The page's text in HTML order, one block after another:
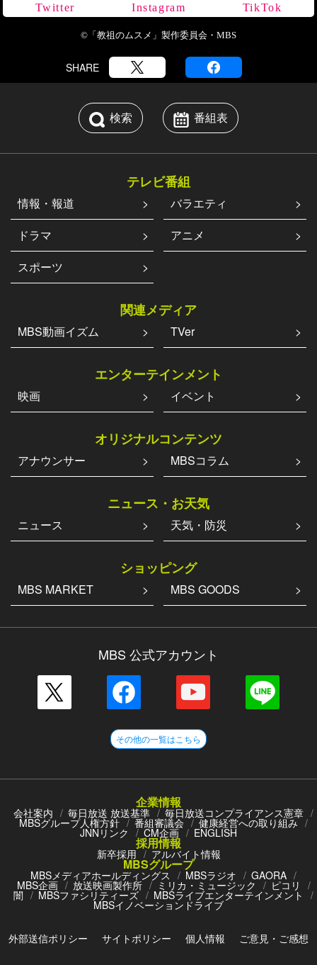
Twitter
Instagram TikTok
©「教祖のムスメ」製作委員会・MBS
SHARE
検索 番組表
テレビ番組
情報・報道
バラエティ
ドラマ
アニメ
スポーツ
関連メディア
MBS動画イズム TVer
エンターテインメント
映画 イベント
オリジナルコンテンツ
アナウンサー MBSコラム
ニュース・お天気
ニュース 天気・防災
ショッピング
MBS MARKET MBS GOODS
MBS 公式アカウント
その他の一覧はこちら
企業情報
会社案内 毎日放送 放送基準 毎日放送コンプライアンス憲章
MBSグループ人権方針 番組審議会 健康経営への取り組み
JNNリンク CM企画 ENGLISH
採用情報
新卒採用 アルバイト情報
MBSグループ
MBSメディアホールディングス MBSラジオ GAORA
MBS企画 放送映画製作所 ミリカ・ミュージック ピコリ
闇 MBSファシリティーズ MBSライブエンターテインメント
MBSイノベーションドライブ
外部送信ポリシー サイトポリシー 個人情報 ご意見・ご感想